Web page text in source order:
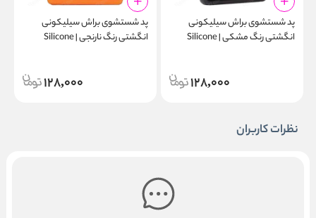
پد شستشوی براش سیلیکونی
انگشتی رنگ مشکی | Silicone
128,000
پد شستشوی براش سیلیکونی
انگشتی رنگ نارنجی | Silicone
128,000
نظرات کاربران